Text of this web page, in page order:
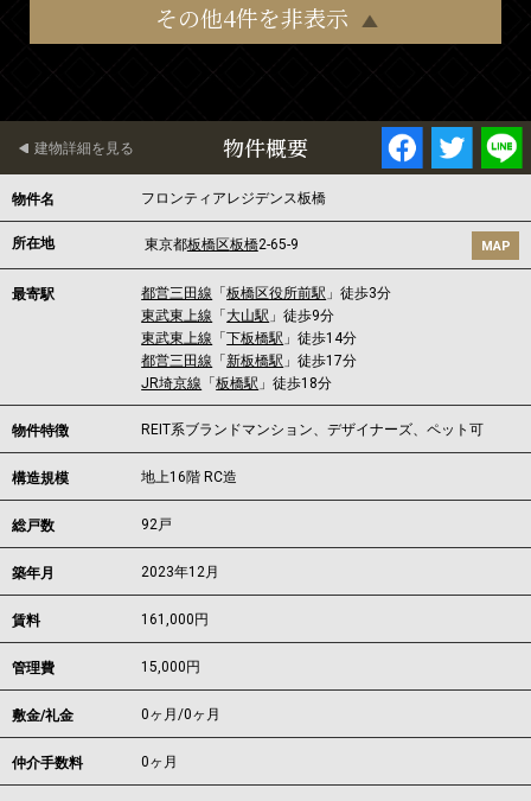
その他4件を非表示
物件概要
建物詳細を見る
物件名 フロンティアレジデンス板橋
所在地 東京都板橋区板橋2-65-9 MAP
最寄駅 都営三田線 「板橋区役所前駅 」徒歩3分
東武東上線 「 大山駅 」徒歩9分
東武東上線 「下板橋駅 」徒歩14分
都営三田線 「新板橋駅 」徒歩17分
JR埼京線 「板橋駅 」徒歩18分
物件特徴 REIT系ブランドマンション、デザイナーズ、ペット可
構造規模 地上16階 RC造
総戸数 92戸
築年月 2023年12月
賃料 161,000 円
管理費 15,000円
敷金/礼金 0ヶ月/0ヶ月
仲介手数料 0ヶ月